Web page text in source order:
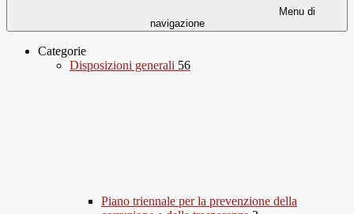
Menu di
navigazione
Categorie
Disposizioni generali 56
Piano triennale per la prevenzione della